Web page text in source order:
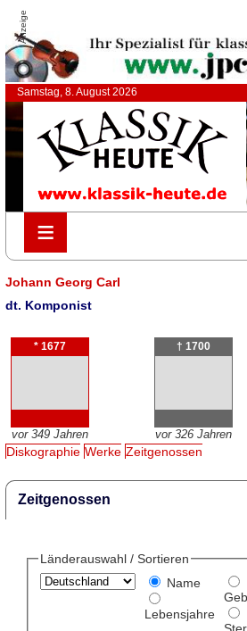
Anzeige
Samstag, 8. August 2026
≡
≡
Johann Georg Carl
dt. Komponist
* 1677
vor 349 Jahren
† 1700
vor 326 Jahren
Diskographie Werke Zeitgenossen
Zeitgenossen
Länderauswahl / Sortieren
Name
Lebensjahre